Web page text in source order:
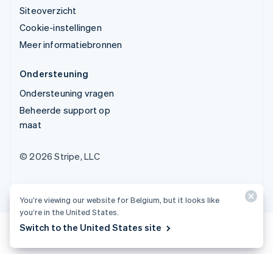
Siteoverzicht
Cookie-instellingen
Meer informatiebronnen
Ondersteuning
Ondersteuning vragen
Beheerde support op
maat
© 2026 Stripe, LLC
You’re viewing our website for Belgium, but it looks like
you’re in the United States.
Switch to the United States site